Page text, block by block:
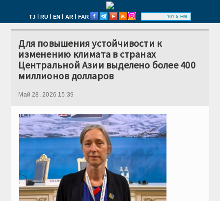
TJ | RU | EN | AR | FAR 101.5 FM
Для повышения устойчивости к
изменению климата в странах
Центральной Азии выделено более 400
миллионов долларов
Май 28, 2026 15:39